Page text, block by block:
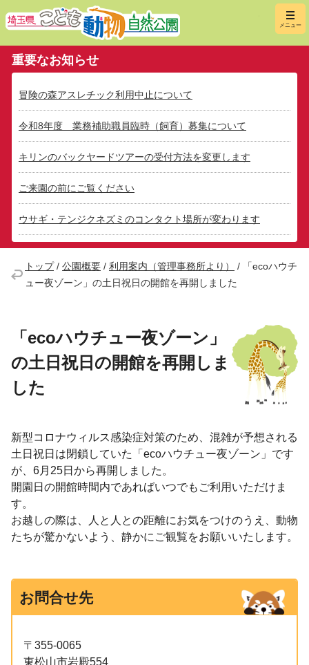
埼玉県
メニュー
重要なお知らせ
冒険の森アスレチック利用中止について
令和8年度 業務補助職員臨時（飼育）募集について
キリンのバックヤードツアーの受付方法を変更します
ご来園の前にご覧ください
ウサギ・テンジクネズミのコンタクト場所が変わります
トップ/ 公園概要 / 利用案内（管理事務所より） /
「ecoハウチ
ュー夜ゾーン」の土日祝日の開館を再開しました
「ecoハウチュー夜ゾーン」
の土日祝日の開館を再開しま
した
新型コロナウィルス感染症対策のため、混雑が予想される
土日祝日は閉鎖していた「ecoハウチュー夜ゾーン」です
が、6月25日から再開しました。
開園日の開館時間内であればいつでもご利用いただけま
す。
お越しの際は、人と人との距離にお気をつけのうえ、動物
たちが驚かないよう、静かにご観覧をお願いいたします。
お問合せ先
〒355-0065
東松山市岩殿554